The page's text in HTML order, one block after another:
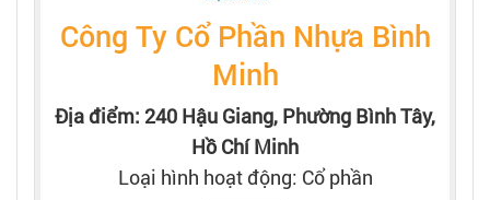
Tạo hồ sơ
Cẩm nang việc làm
Công Ty Cổ Phần Nhựa Bình
Minh
Địa điểm: 240 Hậu Giang, Phường Bình Tây,
Hồ Chí Minh
Loại hình hoạt động: Cổ phần